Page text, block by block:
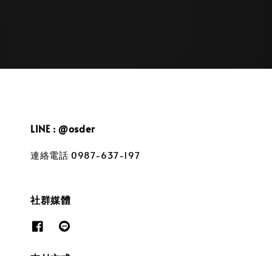
LINE : @osder
連絡電話 0987-637-197
社群媒體